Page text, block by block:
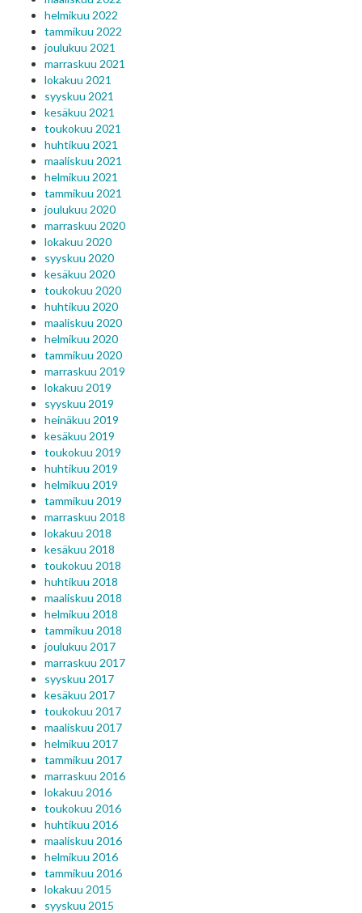
helmikuu 2022
tammikuu 2022
joulukuu 2021
marraskuu 2021
lokakuu 2021
syyskuu 2021
kesäkuu 2021
toukokuu 2021
huhtikuu 2021
maaliskuu 2021
helmikuu 2021
tammikuu 2021
joulukuu 2020
marraskuu 2020
lokakuu 2020
syyskuu 2020
kesäkuu 2020
toukokuu 2020
huhtikuu 2020
maaliskuu 2020
helmikuu 2020
tammikuu 2020
marraskuu 2019
lokakuu 2019
syyskuu 2019
heinäkuu 2019
kesäkuu 2019
toukokuu 2019
huhtikuu 2019
helmikuu 2019
tammikuu 2019
marraskuu 2018
lokakuu 2018
kesäkuu 2018
toukokuu 2018
huhtikuu 2018
maaliskuu 2018
helmikuu 2018
tammikuu 2018
joulukuu 2017
marraskuu 2017
syyskuu 2017
kesäkuu 2017
toukokuu 2017
maaliskuu 2017
helmikuu 2017
tammikuu 2017
marraskuu 2016
lokakuu 2016
toukokuu 2016
huhtikuu 2016
maaliskuu 2016
helmikuu 2016
tammikuu 2016
lokakuu 2015
syyskuu 2015